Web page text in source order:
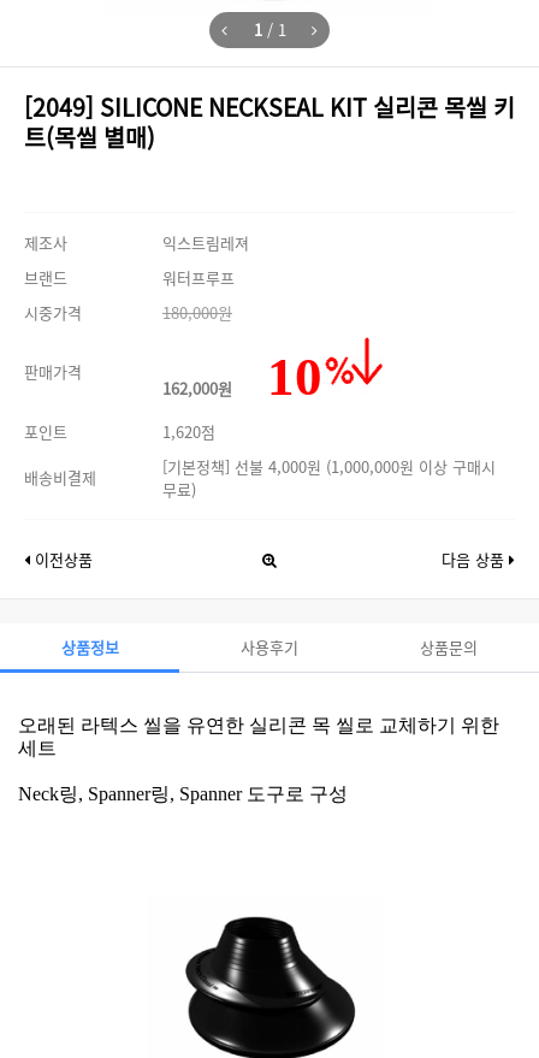
1/ 1
[2049] SILICONE NECKSEAL KIT 실리콘 목씰 키
트(목씰 별매)
제조사
익스트림레져
브랜드
워터프루프
시중가격
180,000원
판매가격
162,000원 10
포인트
1,620점
배송비결제
[기본정책] 선불 4,000원 (1,000,000원 이상 구매시
무료)
이전상품 다음 상품
상품정보 사용후기 상품문의
오래된 라텍스 씰을 유연한 실리콘 목 씰로 교체하기 위한
세트
Neck링, Spanner링, Spanner 도구로 구성